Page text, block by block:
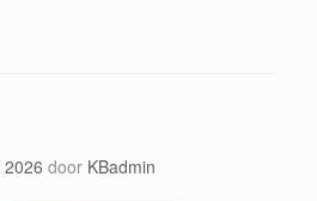
door KBadmin